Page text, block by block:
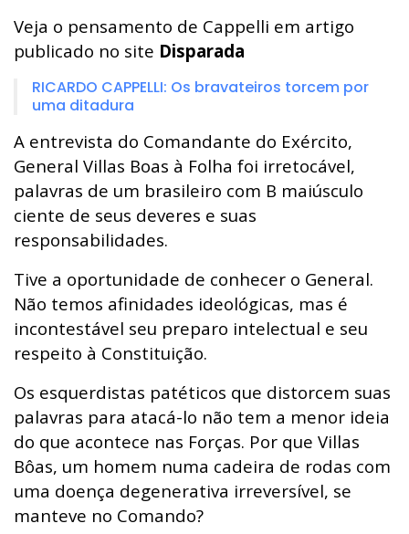
Veja o pensamento de Cappelli em artigo
publicado no site Disparada
RICARDO CAPPELLI: Os bravateiros torcem por
uma ditadura
A entrevista do Comandante do Exército,
General Villas Boas à Folha foi irretocável,
palavras de um brasileiro com B maiúsculo
ciente de seus deveres e suas
responsabilidades.
Tive a oportunidade de conhecer o General.
Não temos afinidades ideológicas, mas é
incontestável seu preparo intelectual e seu
respeito à Constituição.
Os esquerdistas patéticos que distorcem suas
palavras para atacá-lo não tem a menor ideia
do que acontece nas Forças. Por que Villas
Bôas, um homem numa cadeira de rodas com
uma doença degenerativa irreversível, se
manteve no Comando?